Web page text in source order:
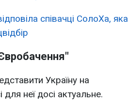
співачці СолоХа, яка
Україну на
неї досі актуальне.